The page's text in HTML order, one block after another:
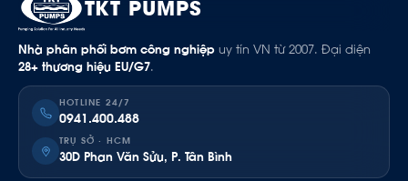
TKT PUMPS
Nhà phân phối bơm công nghiệp uy tín VN từ 2007. Đại diện
28+ thương hiệu EU/G7.
HOTLINE 24/7
0941.400.488
TRỤ SỞ · HCM
30D Phan Văn Sửu, P. Tân Bình